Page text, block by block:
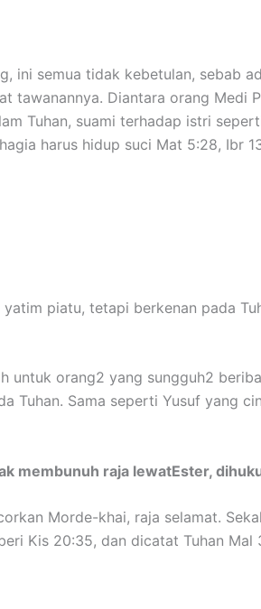
ini semua tidak kebetulan, sebab
tawanannya. Diantara orang Medi
Tuhan, suami terhadap istri
harus hidup suci Mat 5:28, Ibr
piatu, tetapi berkenan pada
untuk orang2 yang sungguh2
Tuhan. Sama seperti Yusuf yang
membunuh raja lewatEster,
Morde-khai, raja selamat.
Kis 20:35, dan dicatat Tuhan Mal